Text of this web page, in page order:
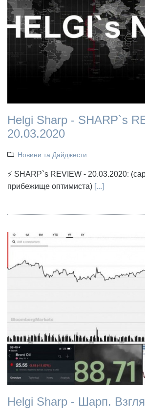
Helgi Sharp - SHARP`s
20.03.2020
Новини та Дайджести
⚡ SHARP`s REVIEW - 20.03.2020:
прибежище оптимиста) [...]
Helgi Sharp - Шарп.